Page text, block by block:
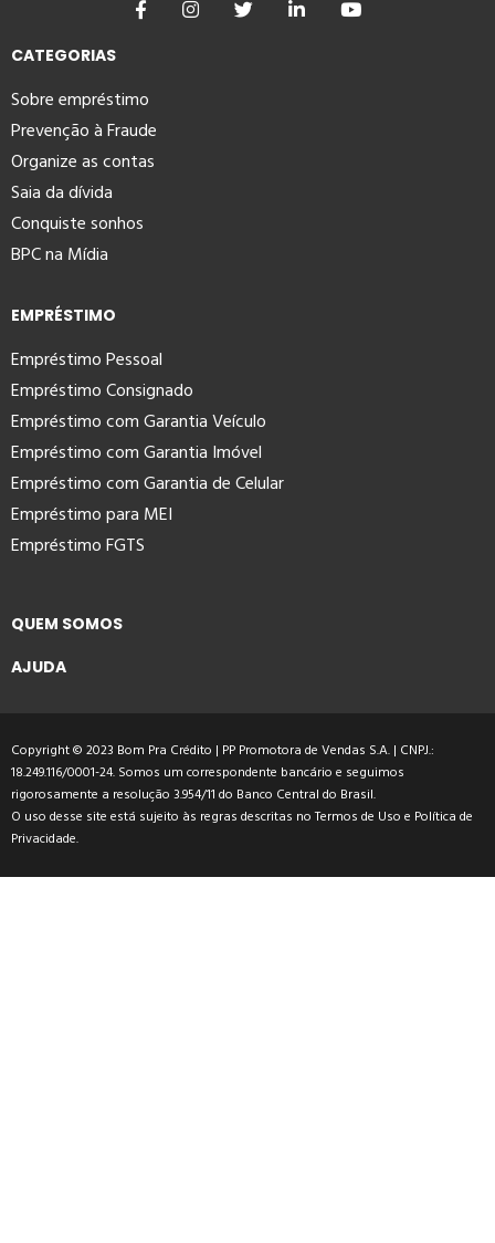
CATEGORIAS
Sobre empréstimo
Prevenção à Fraude
Organize as contas
Saia da dívida
Conquiste sonhos
BPC na Mídia
EMPRÉSTIMO
Empréstimo Pessoal
Empréstimo Consignado
Empréstimo com Garantia Veículo
Empréstimo com Garantia Imóvel
Empréstimo com Garantia de Celular
Empréstimo para MEI
Empréstimo FGTS
QUEM SOMOS
AJUDA
Copyright © 2023 Bom Pra Crédito | PP Promotora de Vendas S.A. | CNPJ.:
18.249.116/0001-24. Somos um correspondente bancário e seguimos
rigorosamente a resolução 3.954/11 do Banco Central do Brasil.
O uso desse site está sujeito às regras descritas noTermos de Uso e Política de
Privacidade.